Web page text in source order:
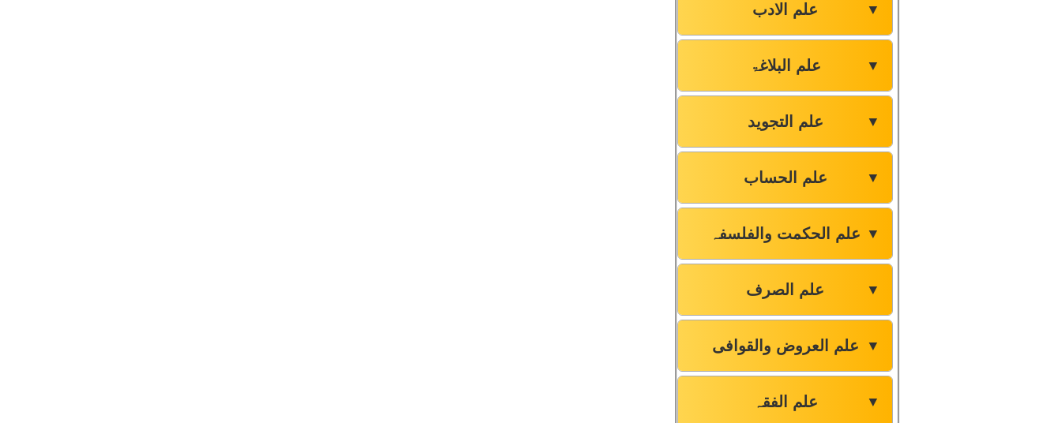
علم الادب ▼
علم البلاغۃ ▼
علم التجوید ▼
علم الحساب ▼
علم الحکمت والفلسفہ ▼
علم الصرف ▼
علم العروض والقوافی ▼
علم الفقہ ▼